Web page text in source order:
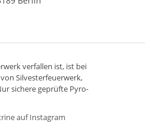
verfallen ist, ist bei
Silvesterfeuerwerk,
sichere geprüfte Pyro-
auf Instagram